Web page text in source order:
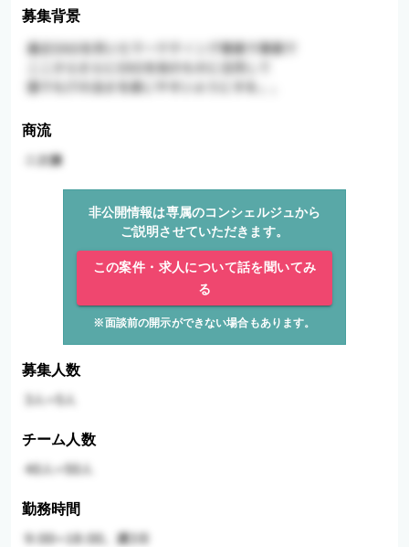
募集背景
商流
非公開情報は専属のコンシェルジュから
ご説明させていただきます。
この案件・求人について話を聞いてみ
る
※面談前の開示ができない場合もあります。
募集人数
チーム人数
勤務時間